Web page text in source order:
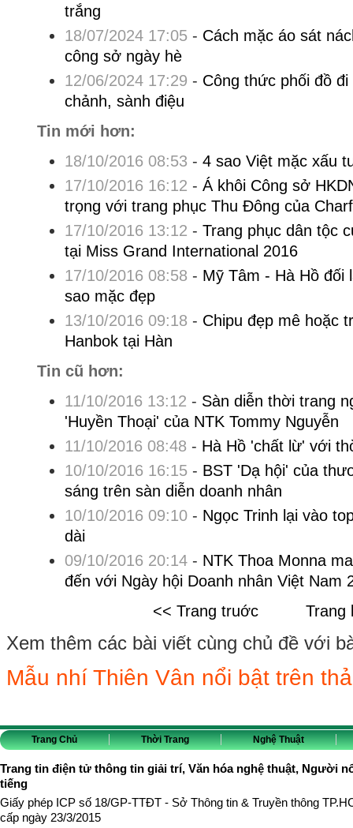
trắng
18/07/2024 17:05- Cách mặc áo sát
công sở ngày hè
12/06/2024 17:29 - Công thức phối đồ
chảnh, sành điệu
Tin mới hơn:
18/10/2016 08:53 - 4 sao Việt mặc xấu
17/10/2016 16:12 - Á khôi Công sở
trọng với trang phục Thu Đông của
17/10/2016 13:12 - Trang phục dân tộc
tại Miss Grand International 2016
17/10/2016 08:58 - Mỹ Tâm - Hà Hồ đối
sao mặc đẹp
13/10/2016 09:18 - Chipu đẹp mê hoặc
Hanbok tại Hàn
Tin cũ hơn:
11/10/2016 13:12 - Sàn diễn thời trang
'Huyền Thoại' của NTK Tommy Nguyễn
11/10/2016 08:48 - Hà Hồ 'chất lừ' với
10/10/2016 16:15- BST 'Dạ hội' của
sáng trên sàn diễn doanh nhân
10/10/2016 09:10- Ngọc Trinh lại vào
dài
09/10/2016 20:14- NTK Thoa Monna
đến với Ngày hội Doanh nhân Việt Nam
<< Trang truớc
Trang
Xem thêm các bài viết cùng chủ đề với
Mẫu nhí Thiên Vân nổi bật trên
Trang Chủ Thời Trang Nghệ Thuật
Trang tin điện tử thông tin giải trí, Văn hóa nghệ thuật, Người
tiếng
Giấy phép ICP số 18/GP-TTĐT - Sở Thông tin & Truyền thông
cấp ngày 23/3/2015